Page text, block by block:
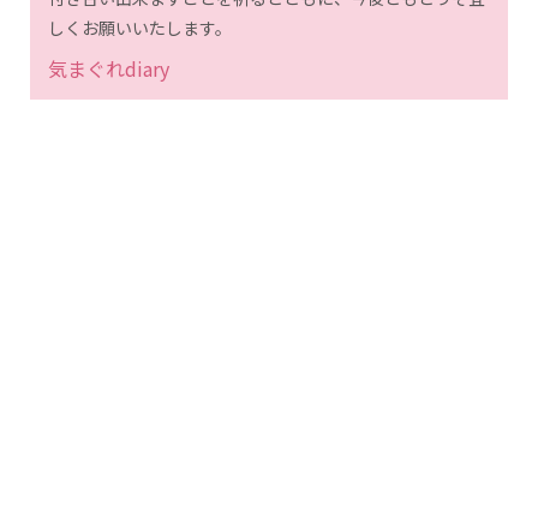
しくお願いいたします。
気まぐれdiary